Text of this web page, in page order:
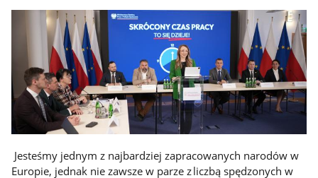
Jesteśmy jednym z najbardziej zapracowanych narodów w
Europie, jednak nie zawsze w parze z liczbą spędzonych w